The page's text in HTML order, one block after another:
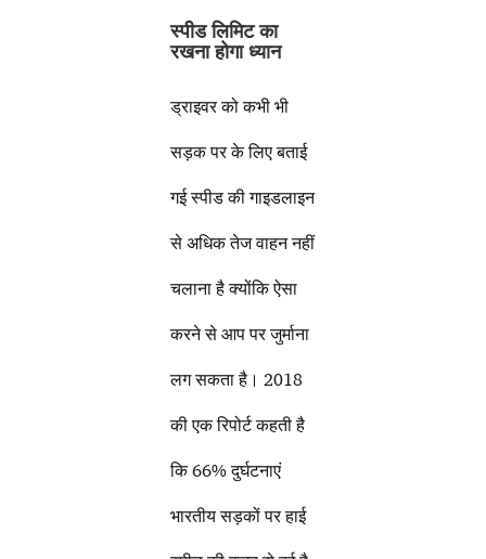
स्पीड लिमिट का
रखना होगा ध्यान
ड्राइवर को कभी भी
सड़क पर के लिए बताई
गई स्पीड की गाइडलाइन
से अधिक तेज वाहन नहीं
चलाना है क्योंकि ऐसा
करने से आप पर जुर्माना
लग सकता है। 2018
की एक रिपोर्ट कहती है
कि 66% दुर्घटनाएं
भारतीय सड़कों पर हाई